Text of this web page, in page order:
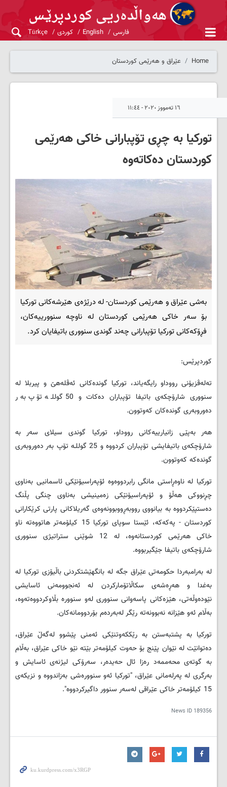
فارسی English کوردی Türkçe
Home عێراق و هەرێمی کوردستان
١٦ تەمووز ٢٠٢٠ - ١١:٤٤
تورکیا بە چڕی تۆپبارانی خاکی هەرێمی
کوردستان دەکاتەوە
بەشی عێراق و هەرێمی کوردستان- لە درێژەی هێرشەکانی تورکیا
بۆ سەر خاکی هەرێمی کوردستان لە ناوچە سنوورییەکان،
فڕۆکەکانی تورکیا تۆپبارانی چەند گوندی سنووری باتیفایان کرد.
کوردپرێس:
تەلەڤزیۆنی رووداو رایگەیاند، تورکیا گوندەکانی ئەڤلەهێ و پیربلا لە
سنووری شارۆچکەی باتیفا تۆپباران دەکات و 50 گوللـە تۆپ بەر
دەوروبەری گوندەکان کەوتوون.
هەر بەپێی زانیارییەکانی رووداو، تورکیا گوندی سیلای سەر بە
شارۆچکەی باتیفایشی تۆپباران کردووە و 25 گوللـە تۆپ بەر دەوروبەری
گوندەکە کەوتوون.
تورکیا لە ناوەڕاستی مانگی رابردووەوە ئۆپەراسیۆنێکی ئاسمانیی بەناوی
چڕنووکی هەڵۆ و ئۆپەراسیۆنێکی زەمینیشی بەناوی چنگی پڵنگ
دەستپێکردووە بە بیانووی رووبەڕووبوونەوەی گەریلاکانی پارتی کرێکارانی
کوردستان - پەکەکە، ئێستا سوپای تورکیا 15 کیلۆمەتر هاتووەتە ناو
خاکی هەرێمی کوردستانەوە، لە 12 شوێنی ستراتیژی سنووری
شارۆچکەی باتیفا جێگیربووە.
لە بەرامبەردا حکومەتی عێراق جگە لە بانگهێشتکردنی باڵیۆزی تورکیا لە
بەغدا و هەڕەشەی سکاڵاتۆمارکردن لە ئەنجوومەنی ئاسایشی
نێودەوڵەتی، هێزەکانی پاسەوانی سنووری لەو سنوورە بڵاوکردووەتەوە،
بەڵام ئەو هێزانە نەبوونەتە رێگر لەبەردەم بۆردوومانەکان.
تورکیا بە پشتبەستن بە رێککەوتنێکی ئەمنی پێشوو لەگەڵ عێراق،
دەتوانێت لە نێوان پێنج بۆ حەوت کیلۆمەتر بێتە نێو خاکی عێراق، بەڵام
بە گوتەی محەممەد رەزا ئال حەیدەر، سەرۆکی لیژنەی ئاسایش و
بەرگری لە پەرلەمانی عێراق، "تورکیا ئەو سنوورەشی بەزاندووە و نزیکەی
15 کیلۆمەتر خاکی عێراقی لەسەر سنوور داگیرکردووە".
News ID 189356